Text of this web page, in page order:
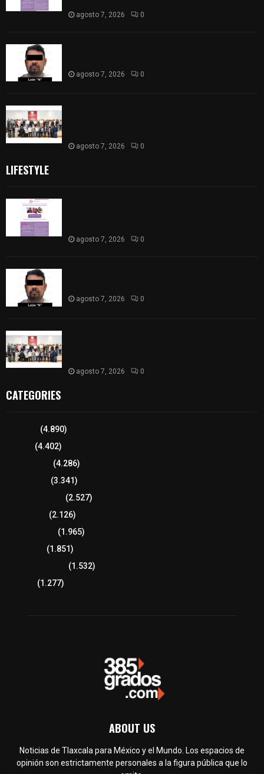
agosto 7, 2026 0
agosto 7, 2026 0
agosto 7, 2026 0
LIFESTYLE
agosto 7, 2026 0
agosto 7, 2026 0
agosto 7, 2026 0
CATEGORIES
(4.890)
(4.402)
(4.286)
(3.341)
(2.527)
(2.126)
(1.965)
(1.851)
(1.532)
(1.277)
ABOUT US
Noticias de Tlaxcala para México y el Mundo. Los espacios de
opinión son estrictamente personales a la figura pública que lo